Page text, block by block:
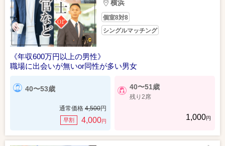
横浜
個室8対8
シングルマッチング
《年収600万円以上の男性》
職場に出会いが無いor同性が多い男女
40〜53歳
通常価格 4,500円
早割 4,000円
40〜51歳
残り2席
1,000円